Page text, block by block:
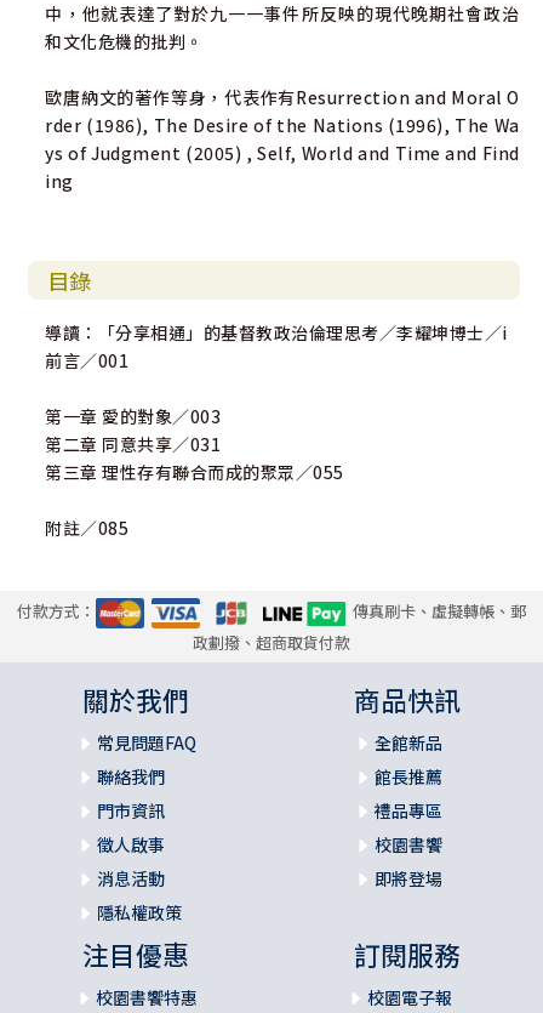
中，他就表達了對於九一一事件所反映的現代晚期社會政治
和文化危機的批判。
歐唐納文的著作等身，代表作有Resurrection and Moral O
rder (1986), The Desire of the Nations (1996), The Wa
ys of Judgment (2005) , Self, World and Time and Find
ing
目錄
導讀：「分享相通」的基督教政治倫理思考／李耀坤博士／i
前言／001
第一章 愛的對象／003
第二章 同意共享／031
第三章 理性存有聯合而成的聚眾／055
附註／085
付款方式：
傳真刷卡、虛擬轉帳、郵
政劃撥、超商取貨付款
關於我們
常見問題FAQ
聯絡我們
門市資訊
徵人啟事
消息活動
隱私權政策
商品快訊
全館新品
館長推薦
禮品專區
校園書饗
即將登場
注目優惠
校園書饗特惠
訂閱服務
校園電子報